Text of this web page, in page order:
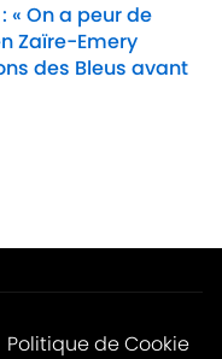
« On a peur de
Zaïre-Emery
des Bleus avant
Date
Politique de Cookie